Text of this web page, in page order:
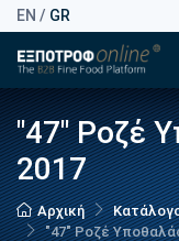
EN / GR
"47" Ροζέ
2017
Αρχική
"47" Ροζέ